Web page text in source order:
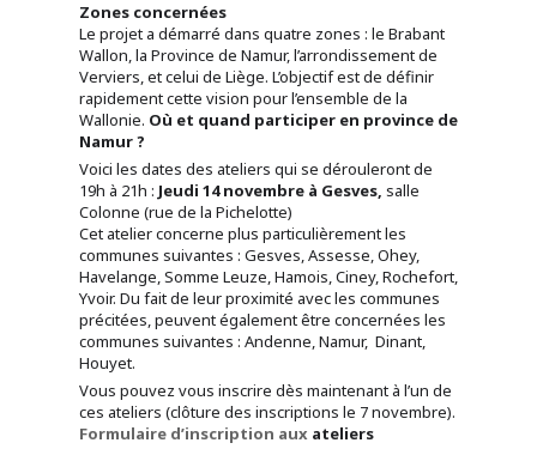
Zones concernées
Le projet a démarré dans quatre zones : le Brabant
Wallon, la Province de Namur, l’arrondissement de
Verviers, et celui de Liège. L’objectif est de définir
rapidement cette vision pour l’ensemble de la
Wallonie. Où et quand participer en province de
Namur ?
Voici les dates des ateliers qui se dérouleront de
19h à 21h : Jeudi 14 novembre à Gesves, salle
Colonne (rue de la Pichelotte)
Cet atelier concerne plus particulièrement les
communes suivantes : Gesves, Assesse, Ohey,
Havelange, Somme Leuze, Hamois, Ciney, Rochefort,
Yvoir. Du fait de leur proximité avec les communes
précitées, peuvent également être concernées les
communes suivantes : Andenne, Namur, Dinant,
Houyet.
Vous pouvez vous inscrire dès maintenant à l’un de
ces ateliers (clôture des inscriptions le 7 novembre).
Formulaire d’inscription aux ateliers